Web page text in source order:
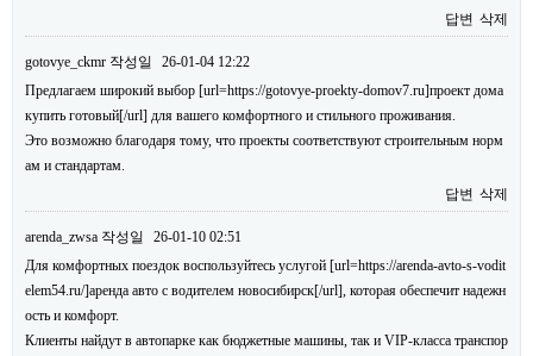
답변 삭제
gotovye_ckmr 작성일
26-01-04 12:22
Предлагаем широкий выбор [url=https://gotovye-proekty-domov7.ru]проект дома
купить готовый[/url] для вашего комфортного и стильного проживания.
Это возможно благодаря тому, что проекты соответствуют строительным норм
ам и стандартам.
답변 삭제
arenda_zwsa 작성일
26-01-10 02:51
Для комфортных поездок воспользуйтесь услугой [url=https://arenda-avto-s-vodit
elem54.ru/]аренда авто с водителем новосибирск[/url], которая обеспечит надежн
ость и комфорт.
Клиенты найдут в автопарке как бюджетные машины, так и VIP-класса транспор